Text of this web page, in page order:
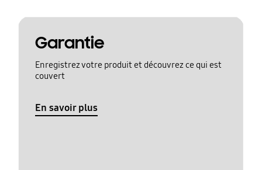
Garantie
Enregistrez votre produit et découvrez ce qui est
couvert
En savoir plus